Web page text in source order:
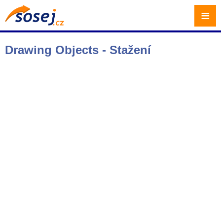
Drawing Objects - Stažení
≡